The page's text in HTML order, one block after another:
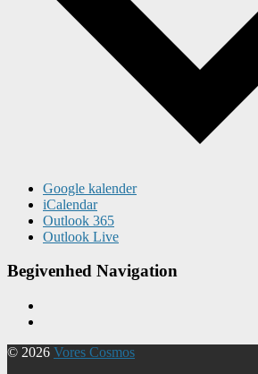
Google kalender
iCalendar
Outlook 365
Outlook Live
Begivenhed Navigation
© 2026 Vores Cosmos